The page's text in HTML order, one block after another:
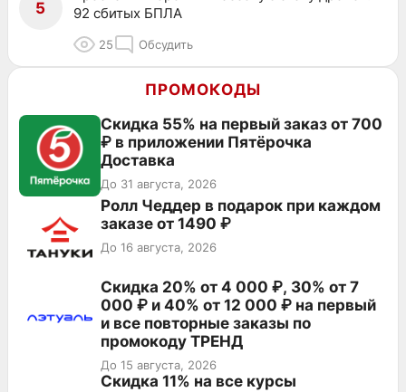
5
92 сбитых БПЛА
25 Обсудить
ПРОМОКОДЫ
Скидка 55% на первый заказ от 700
₽ в приложении Пятёрочка
Доставка
До 31 августа, 2026
Ролл Чеддер в подарок при каждом
заказе от 1490 ₽
До 16 августа, 2026
Скидка 20% от 4 000 ₽, 30% от 7
000 ₽ и 40% от 12 000 ₽ на первый
и все повторные заказы по
промокоду ТРЕНД
До 15 августа, 2026
Скидка 11% на все курсы